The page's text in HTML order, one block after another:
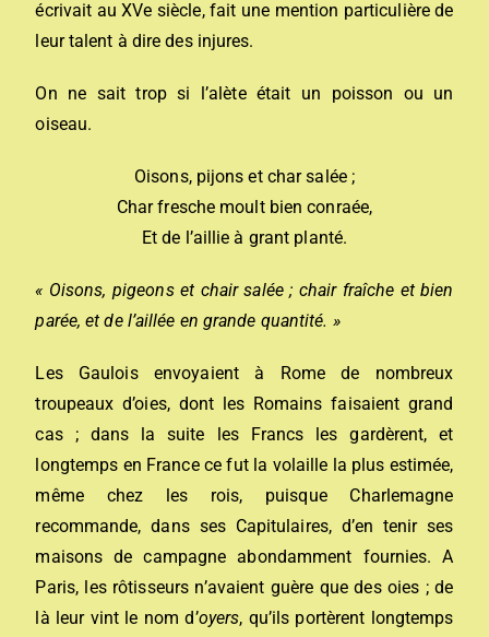
écrivait au XVe siècle, fait une mention particulière de
leur talent à dire des injures.
On ne sait trop si l’alète était un poisson ou un
oiseau.
Oisons, pijons et char salée ;
Char fresche moult bien conraée,
Et de l’aillie à grant planté.
« Oisons, pigeons et chair salée ; chair fraîche et bien
parée, et de l’aillée en grande quantité. »
Les Gaulois envoyaient à Rome de nombreux
troupeaux d’oies, dont les Romains faisaient grand
cas ; dans la suite les Francs les gardèrent, et
longtemps en France ce fut la volaille la plus estimée,
même chez les rois, puisque Charlemagne
recommande, dans ses Capitulaires, d’en tenir ses
maisons de campagne abondamment fournies. A
Paris, les rôtisseurs n’avaient guère que des oies ; de
là leur vint le nom d’oyers, qu’ils portèrent longtemps